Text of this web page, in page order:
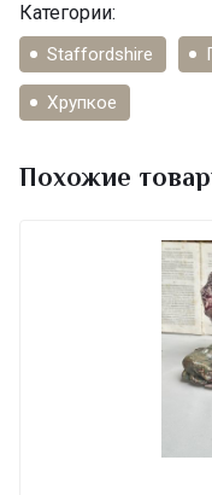
Категории:
Staffordshire
Хрупкое
Похожие